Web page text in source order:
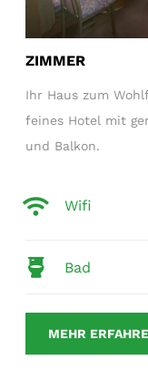
ZIMMER
Ihr Haus zum
feines Hotel mit
und Balkon.
Wifi
Bad
MEHR